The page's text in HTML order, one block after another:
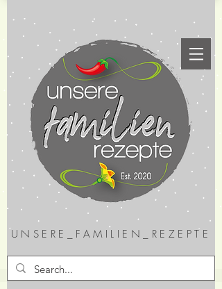
UNSERE_FAMILIEN_REZEPTE